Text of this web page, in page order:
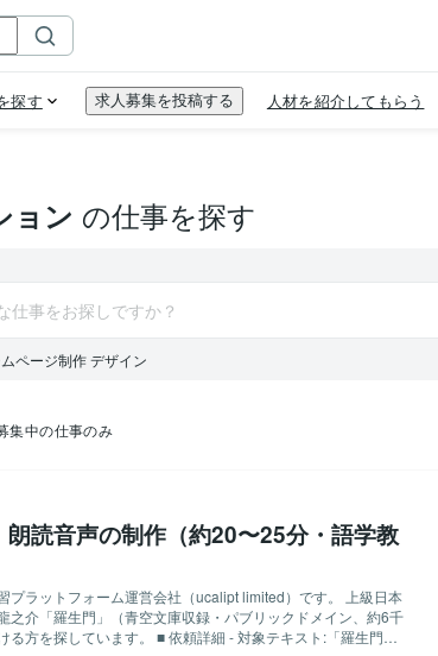
ョン の仕事を探す
ページ制作 デザイン
集中の仕事のみ
読音声の制作（約20〜25分・語学教
ットフォーム運営会社（ucalipt limited）です。 上級日本
之介「羅生門」（青空文庫収録・パブリックドメイン、約6千
依頼詳細 - 対象テキスト:「羅生門」